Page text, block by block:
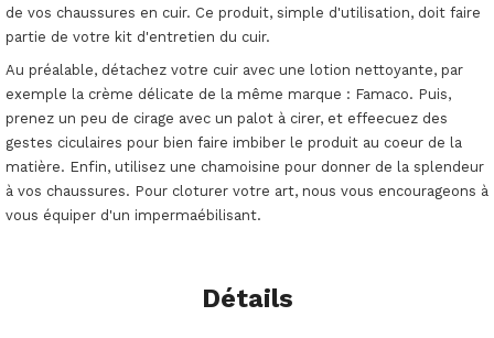
de vos chaussures en cuir. Ce produit, simple d'utilisation, doit faire
partie de votre kit d'entretien du cuir.
Au préalable, détachez votre cuir avec une lotion nettoyante, par
exemple la crème délicate de la même marque : Famaco. Puis,
prenez un peu de cirage avec un palot à cirer, et effeecuez des
gestes ciculaires pour bien faire imbiber le produit au coeur de la
matière. Enfin, utilisez une chamoisine pour donner de la splendeur
à vos chaussures. Pour cloturer votre art, nous vous encourageons à
vous équiper d'un impermaébilisant.
Détails